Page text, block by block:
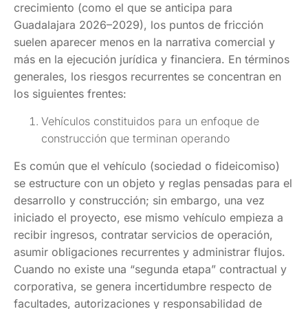
crecimiento (como el que se anticipa para
Guadalajara 2026–2029), los puntos de fricción
suelen aparecer menos en la narrativa comercial y
más en la ejecución jurídica y financiera. En términos
generales, los riesgos recurrentes se concentran en
los siguientes frentes:
Vehículos constituidos para un enfoque de
construcción que terminan operando
Es común que el vehículo (sociedad o fideicomiso)
se estructure con un objeto y reglas pensadas para el
desarrollo y construcción; sin embargo, una vez
iniciado el proyecto, ese mismo vehículo empieza a
recibir ingresos, contratar servicios de operación,
asumir obligaciones recurrentes y administrar flujos.
Cuando no existe una “segunda etapa” contractual y
corporativa, se genera incertidumbre respecto de
facultades, autorizaciones y responsabilidad de